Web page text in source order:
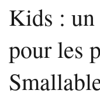
Kids :
pour les